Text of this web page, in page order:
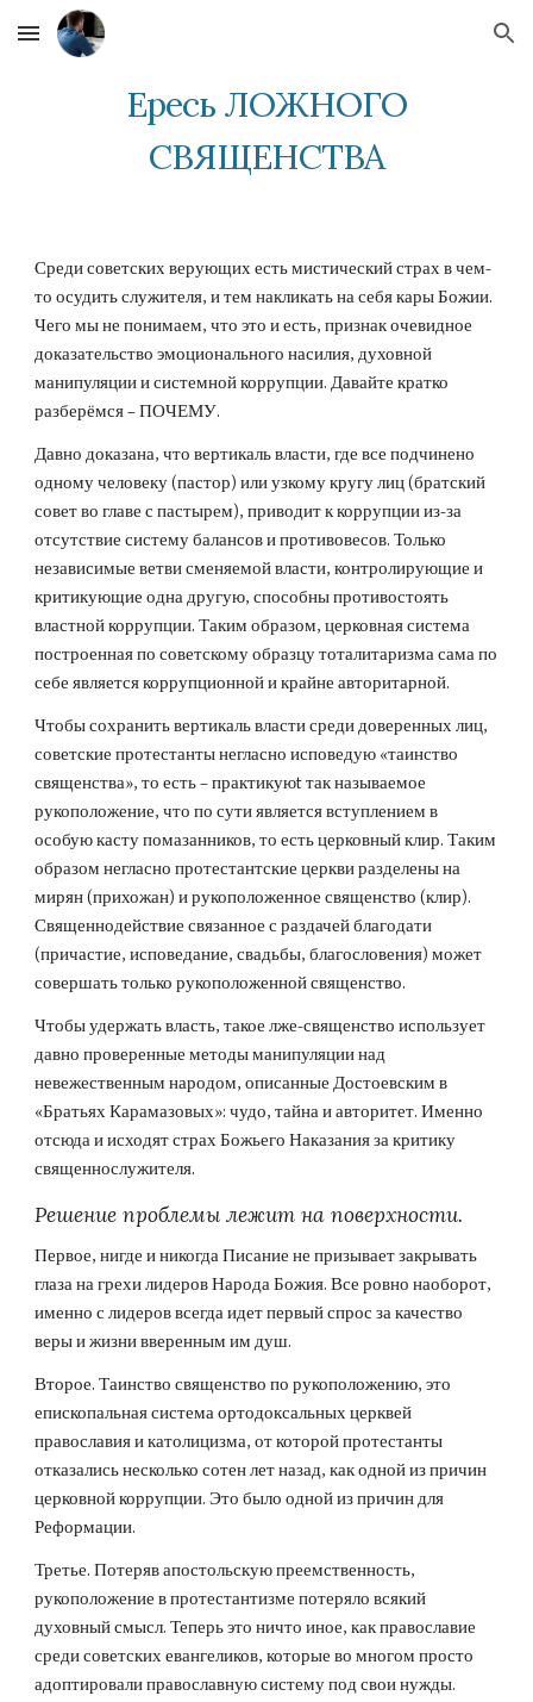
Skip to main content Skip to navigation
Ересь ЛОЖНОГО
СВЯЩЕНСТВА
Среди советских верующих есть мистический страх в чем-
то осудить служителя, и тем накликать на себя кары Божии.
Чего мы не понимаем, что это и есть, признак очевидное
доказательство эмоционального насилия, духовной
манипуляции и системной коррупции. Давайте кратко
разберёмся – ПОЧЕМУ.
Давно доказана, что вертикаль власти, где все подчинено
одному человеку (пастор) или узкому кругу лиц (братский
совет во главе с пастырем), приводит к коррупции из-за
отсутствие систему балансов и противовесов. Только
независимые ветви сменяемой власти, контролирующие и
критикующие одна другую, способны противостоять
властной коррупции. Таким образом, церковная система
построенная по советскому образцу тоталитаризма сама по
себе является коррупционной и крайне авторитарной.
Чтобы сохранить вертикаль власти среди доверенных лиц,
советские протестанты негласно исповедую «таинство
священства», то есть – практикуюt так называемое
рукоположение, что по сути является вступлением в
особую касту помазанников, то есть церковный клир. Таким
образом негласно протестантские церкви разделены на
мирян (прихожан) и рукоположенное священство (клир).
Священнодействие связанное с раздачей благодати
(причастие, исповедание, свадьбы, благословения) может
совершать только рукоположенной священство.
Чтобы удержать власть, такое лже-священство использует
давно проверенные методы манипуляции над
невежественным народом, описанные Достоевским в
«Братьях Карамазовых»: чудо, тайна и авторитет. Именно
отсюда и исходят страх Божьего Наказания за критику
священнослужителя.
Решение проблемы лежит на поверхности.
Первое, нигде и никогда Писание не призывает закрывать
глаза на грехи лидеров Народа Божия. Все ровно наоборот,
именно с лидеров всегда идет первый спрос за качество
веры и жизни вверенным им душ.
Второе. Таинство священство по рукоположению, это
епископальная система ортодоксальных церквей
православия и католицизма, от которой протестанты
отказались несколько сотен лет назад, как одной из причин
церковной коррупции. Это было одной из причин для
Реформации.
Третье. Потеряв апостольскую преемственность,
рукоположение в протестантизме потеряло всякий
духовный смысл. Теперь это ничто иное, как православие
среди советских евангеликов, которые во многом просто
адоптировали православную систему под свои нужды.